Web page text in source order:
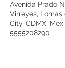
Avenida Prado
Virreyes,
City, CDMX,
5555208290